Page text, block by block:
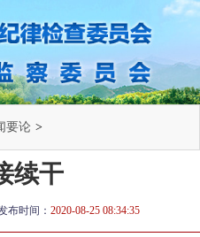
要论 >
续干
布时间： 2020-08-25 08:34:35